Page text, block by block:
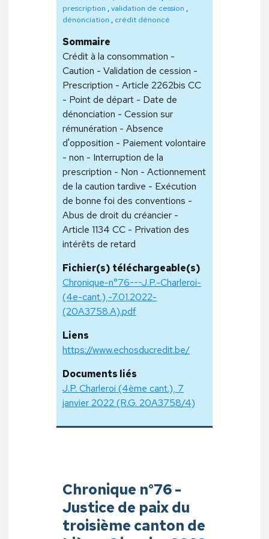
prescription ,validation de cession ,
dénonciation , crédit dénoncé
Sommaire
Crédit à la consommation -
Caution - Validation de cession -
Prescription - Article 2262bis CC
- Point de départ - Date de
dénonciation - Cession sur
rémunération - Absence
d'opposition - Paiement volontaire
- non - Interruption de la
prescription - Non - Actionnement
de la caution tardive - Exécution
de bonne foi des conventions -
Abus de droit du créancier -
Article 1134 CC - Privation des
intérêts de retard
Fichier(s) téléchargeable(s)
Chronique-n°76---J.P.-Charleroi-
(4e-cant.),-7.01.2022-
(20A3758.A).pdf
Liens
https://www.echosducredit.be/
Documents liés
J.P. Charleroi (4ème cant.), 7
janvier 2022 (R.G. 20A3758/4)
Chronique n°76 -
Justice de paix du
troisième canton de